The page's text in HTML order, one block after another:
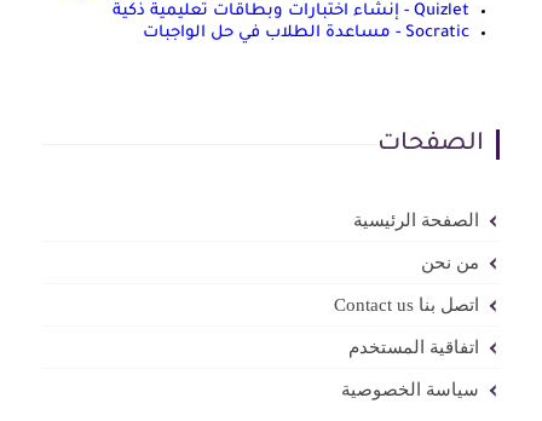
Quizlet - إنشاء اختبارات وبطاقات تعليمية ذكية
Socratic - مساعدة الطلاب في حل الواجبات
الصفحات
الصفحة الرئيسية
من نحن
اتصل بنا Contact us
اتفاقية المستخدم
سياسة الخصوصية